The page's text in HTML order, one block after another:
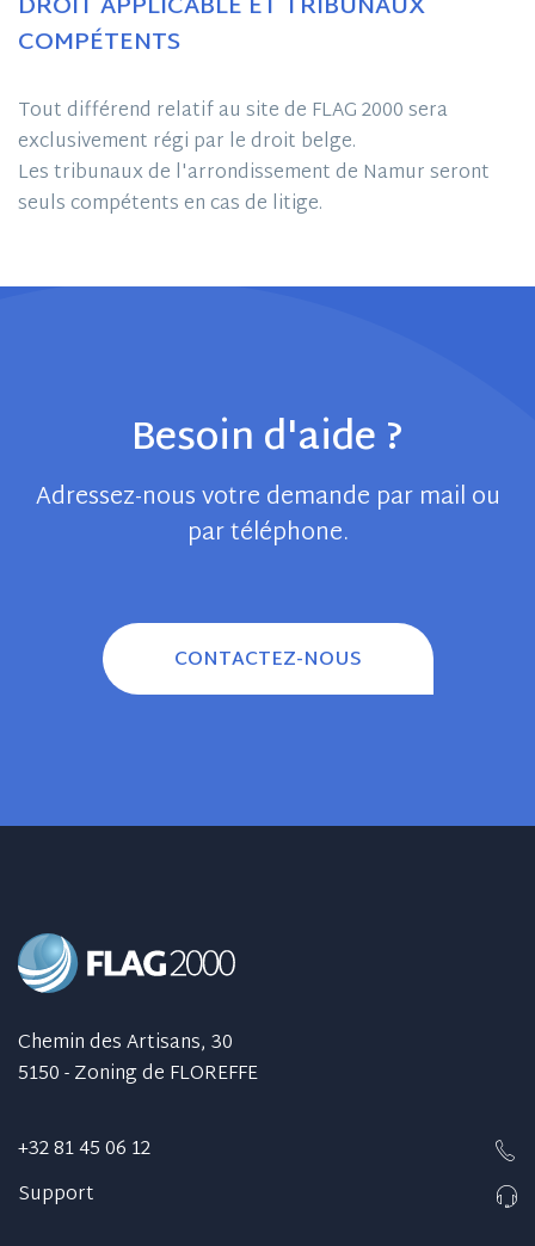
COMPÉTENTS
Tout différend relatif au site de FLAG 2000 sera
exclusivement régi par le droit belge.
Les tribunaux de l'arrondissement de Namur seront
seuls compétents en cas de litige.
Besoin d'aide ?
Adressez-nous votre demande par mail ou
par téléphone.
CONTACTEZ-NOUS
Chemin des Artisans, 30
5150 - Zoning de FLOREFFE
+32 81 45 06 12
Support